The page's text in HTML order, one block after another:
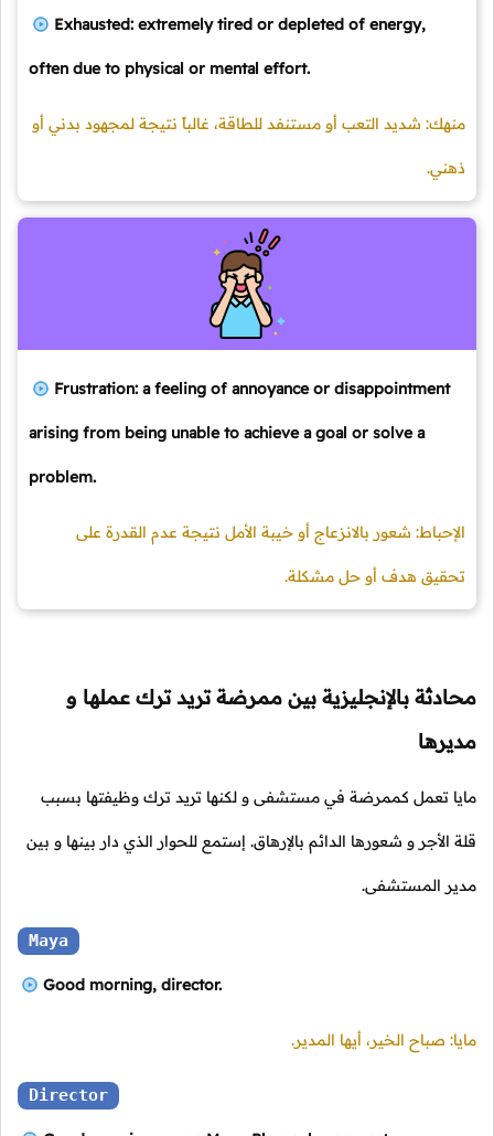
Exhausted: extremely tired or depleted of energy,
often due to physical or mental effort.
منهك: شديد التعب أو مستنفد للطاقة، غالباً نتيجة لمجهود بدني أو
ذهني.
Frustration: a feeling of annoyance or disappointment
arising from being unable to achieve a goal or solve a
problem.
الإحباط: شعور بالانزعاج أو خيبة الأمل نتيجة عدم القدرة على
تحقيق هدف أو حل مشكلة.
محادثة بالإنجليزية بين ممرضة تريد ترك عملها و
مديرها
مايا تعمل كممرضة في مستشفى و لكنها تريد ترك وظيفتها بسبب
قلة الأجر و شعورها الدائم بالإرهاق. إستمع للحوار الذي دار بينها و بين
مدير المستشفى.
Maya
Good morning, director.
مايا: صباح الخير، أيها المدير.
Director